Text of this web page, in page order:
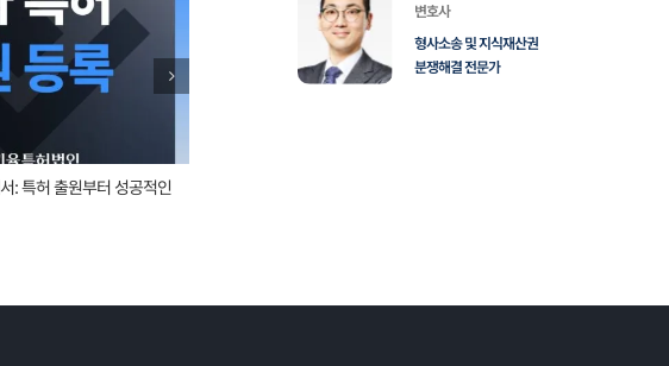
: 특허 출원부터 성공적인
변호사
형사소송 및 지식재산권
분쟁해결 전문가